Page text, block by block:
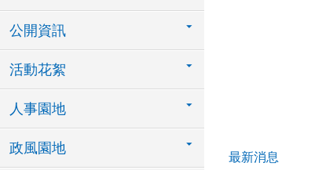
公開資訊
活動花絮
人事園地
政風園地
最新消息